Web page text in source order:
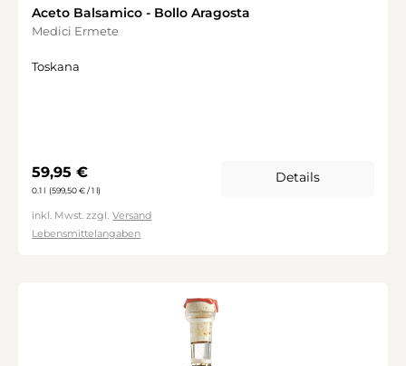
Aceto Balsamico - Bollo Aragosta
Medici Ermete
Toskana
Regulärer Preis:
59,95 €
0.1 l (599,50 € / 1 l)
Details
inkl. Mwst. zzgl. Versand
Lebensmittelangaben